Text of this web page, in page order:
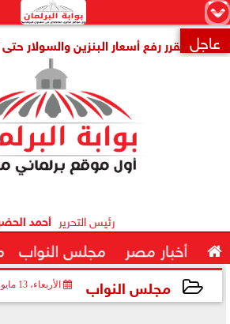
×


 عاجلرفع أسعار البنزين والسولار حتى الآن
رئيس التحرير أحمد
 أخبار مصر مجلس النواب
مجلس النواب الأربعاء، 13 مايو 2026